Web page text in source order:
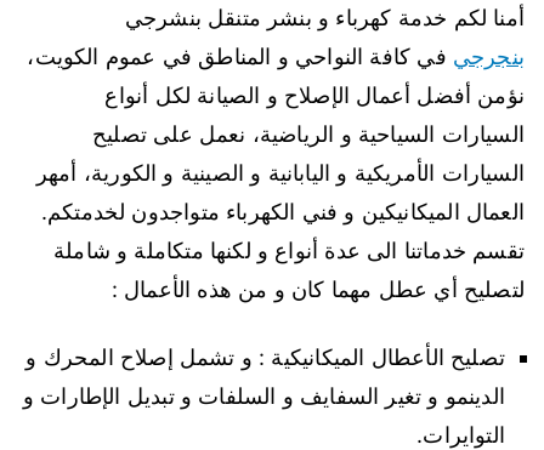
أمنا لكم خدمة كهرباء و بنشر متنقل بنشرجي
بنجرجي في كافة النواحي و المناطق في عموم الكويت،
نؤمن أفضل أعمال الإصلاح و الصيانة لكل أنواع
السيارات السياحية و الرياضية، نعمل على تصليح
السيارات الأمريكية و اليابانية و الصينية و الكورية، أمهر
العمال الميكانيكين و فني الكهرباء متواجدون لخدمتكم.
تقسم خدماتنا الى عدة أنواع و لكنها متكاملة و شاملة
لتصليح أي عطل مهما كان و من هذه الأعمال :
تصليح الأعطال الميكانيكية : و تشمل إصلاح المحرك و
الدينمو و تغير السفايف و السلفات و تبديل الإطارات و
التوايرات.